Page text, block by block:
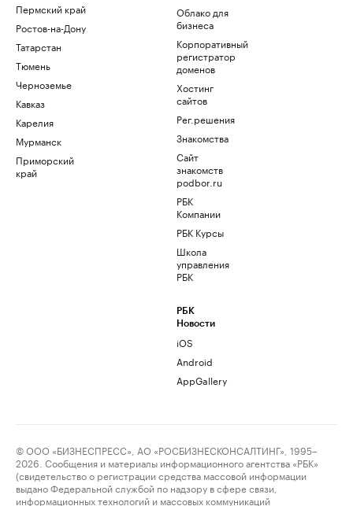
Пермский край
Ростов-на-Дону
Татарстан
Тюмень
Черноземье
Кавказ
Карелия
Мурманск
Приморский
край
Облако для
бизнеса
Корпоративный
регистратор
доменов
Хостинг
сайтов
Рег.решения
Знакомства
Сайт
знакомств
podbor.ru
РБК
Компании
РБК Курсы
Школа
управления
РБК
РБК
Новости
iOS
Android
AppGallery
© ООО «БИЗНЕСПРЕСС», АО «РОСБИЗНЕСКОНСАЛТИНГ», 1995–
2026. Сообщения и материалы информационного агентства «РБК»
(свидетельство о регистрации средства массовой информации
выдано Федеральной службой по надзору в сфере связи,
информационных технологий и массовых коммуникаций